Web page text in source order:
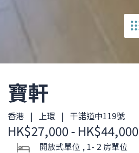
寶軒
香港 | 上環 | 干諾道中119號
HK$27,000 - HK$44,000
開放式單位 , 1- 2 房單位